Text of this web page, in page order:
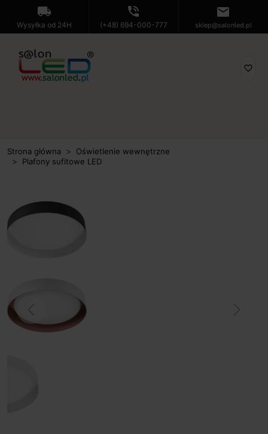
local_shipping
Wysyłka od 24H
phone_in_talk
(+48) 694-000-777
mail
sklep@salonled.pl
favorite_border
Strona główna
Oświetlenie wewnętrzne
Plafony sufitowe LED